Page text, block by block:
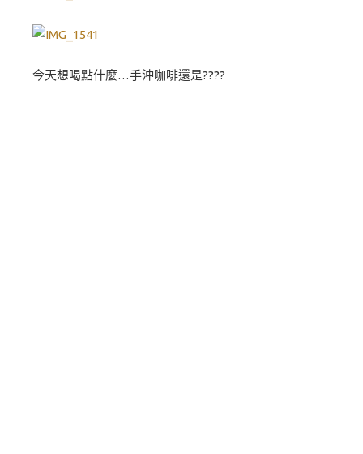
今天想喝點什麼…手沖咖啡還是????